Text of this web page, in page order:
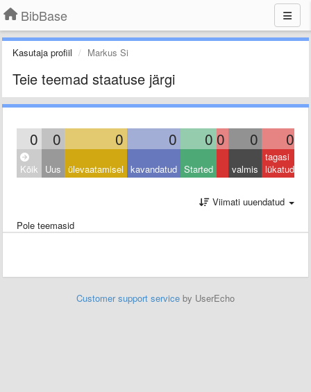
BibBase
Kasutaja profiil Markus Si
Teie teemad staatuse järgi
0 0 0 0 0 0 0 0
Kõik Uus ülevaatamisel kavandatud Started valmis
tagasi
lükatud
Viimati uuendatud
Pole teemasid
Customer support service by UserEcho